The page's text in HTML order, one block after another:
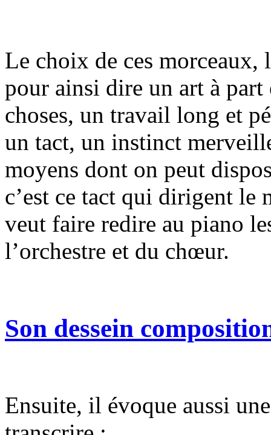
Le choix de ces morceaux,
pour ainsi dire un art à part
choses, un travail long et
un tact, un instinct
moyens dont on peut
c’est ce tact qui dirigent
veut faire redire au piano
l’orchestre et du chœur.
Son dessein
Ensuite, il évoque aussi